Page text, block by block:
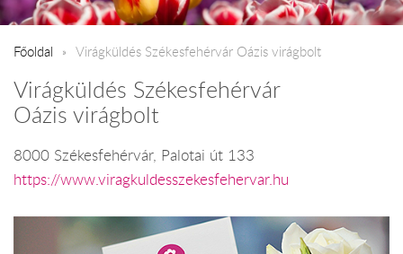
Főoldal Virágküldés Székesfehérvár Oázis virágbolt
Virágküldés Székesfehérvár
Oázis virágbolt
8000 Székesfehérvár, Palotai út 133
https://www.viragkuldesszekesfehervar.hu